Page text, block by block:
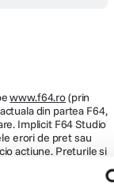
www.f64.ro(prin
din partea F64,
Implicit F64 Studio
erori de pret sau
actiune. Preturile si
Studio SRL pot
de factori externi